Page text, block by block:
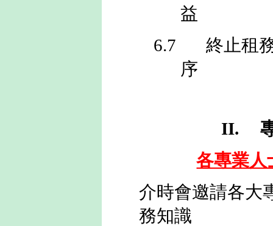
益
6.7終止租
序
II.
各專業人
介時會邀請各大
務知識